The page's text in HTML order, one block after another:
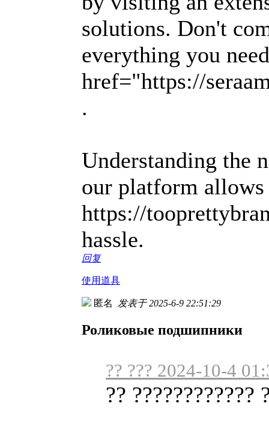
solutions. Don't
everything you
href="https://
.
Understanding the
our platform
https://
hassle.
回复
使用道具
匿名 发表于 2025-6-9 22:51:29
Роликовые подшипники
?? ??? 2024-10-4
?? ????????????